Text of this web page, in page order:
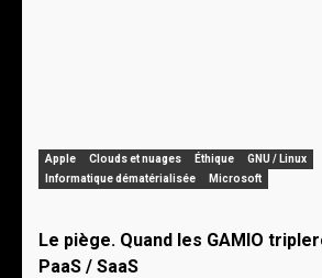
Apple Clouds et nuages Éthique
GNU / Linux
Informatique dématérialisée
Microsoft
Le piège. Quand les GAMIO
PaaS / SaaS